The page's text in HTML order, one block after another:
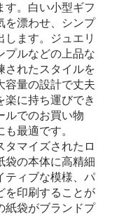
す。白い小型ギフ
を漂わせ、シンプ
ます。ジュエリ
プルなどの上品な
されたスタイルを
容量の設計で丈夫
楽に持ち運びでき
ルでのお買い物
最適です。
タマイズされたロ
袋の本体に高精細
ティブな模様、パ
を印刷することが
紙袋がブランドプ